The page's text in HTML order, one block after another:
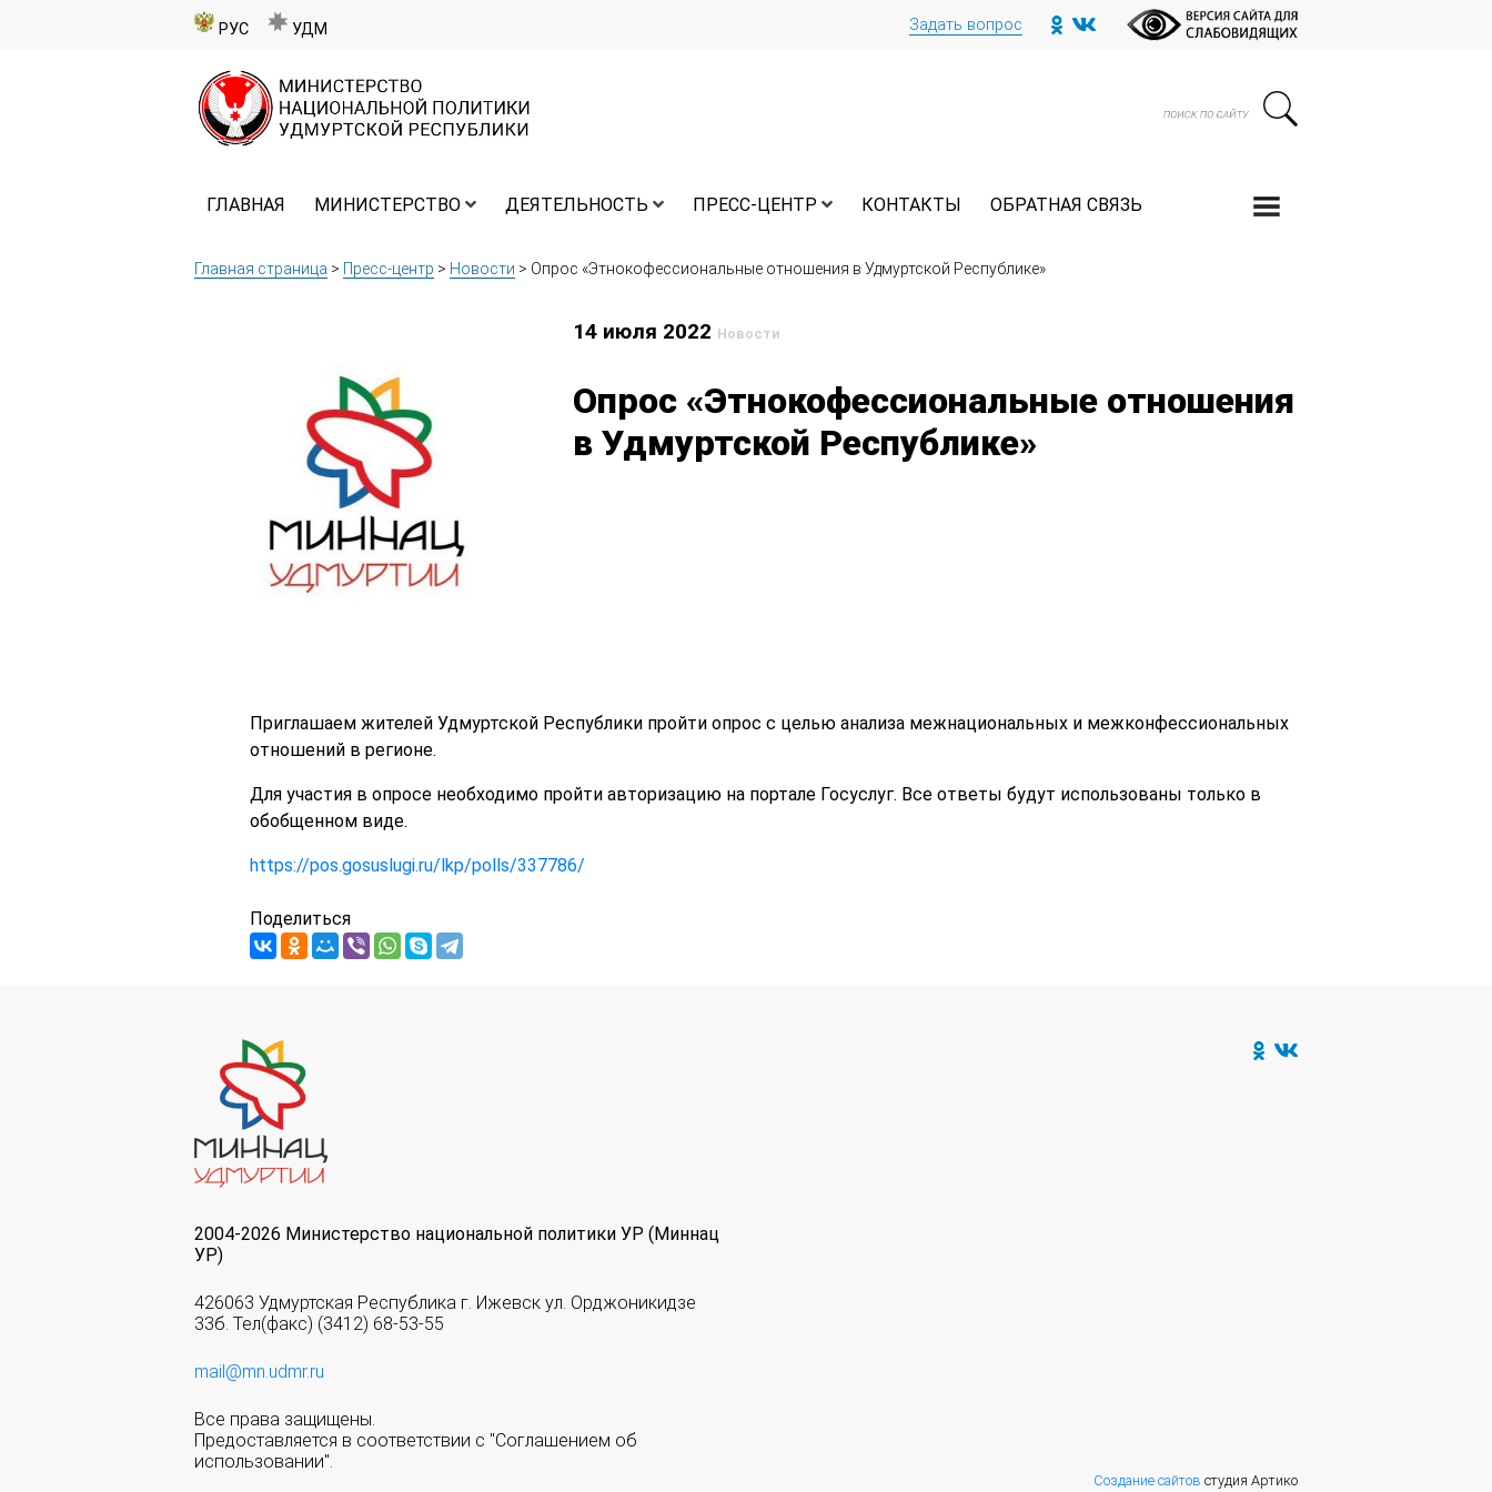
РУС УДМ Задать вопрос
ГЛАВНАЯ МИНИСТЕРСТВО ДЕЯТЕЛЬНОСТЬ ПРЕСС-ЦЕНТР КОНТАКТЫ ОБРАТНАЯ СВЯЗЬ
Главная страница > Пресс-центр > Новости > Опрос «Этнокофессиональные отношения в Удмуртской Республике»
14 июля 2022 Новости
Опрос «Этнокофессиональные отношения
в Удмуртской Республике»
Приглашаем жителей Удмуртской Республики пройти опрос с целью анализа межнациональных и межконфессиональных
отношений в регионе.
Для участия в опросе необходимо пройти авторизацию на портале Госуслуг. Все ответы будут использованы только в
обобщенном виде.
https://pos.gosuslugi.ru/lkp/polls/337786/
Поделиться
2004-2026 Министерство национальной политики УР (Миннац
УР)
426063 Удмуртская Республика г. Ижевск ул. Орджоникидзе
33б. Тел(факс) (3412) 68-53-55
mail@mn.udmr.ru
Все права защищены.
Предоставляется в соответствии с "Соглашением об
использовании".
Создание сайтов студия Артико